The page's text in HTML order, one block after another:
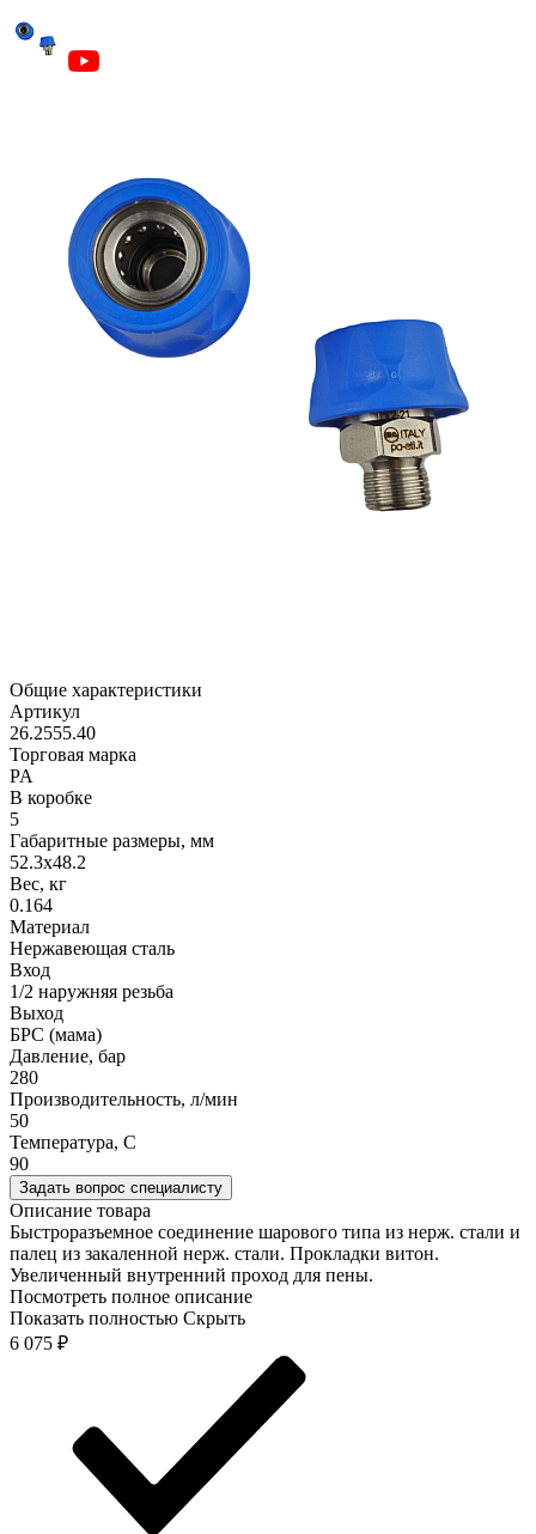
Общие характеристики
Артикул
26.2555.40
Торговая марка
PA
В коробке
5
Габаритные размеры, мм
52.3x48.2
Вес, кг
0.164
Материал
Нержавеющая сталь
Вход
1/2 наружняя резьба
Выход
БРС (мама)
Давление, бар
280
Производительность, л/мин
50
Температура, C
90
Задать вопрос специалисту
Описание товара
Быстроразъемное соединение шарового типа из нерж. стали и
палец из закаленной нерж. стали. Прокладки витон.
Увеличенный внутренний проход для пены.
Посмотреть полное описание
Показать полностью Скрыть
6 075 ₽